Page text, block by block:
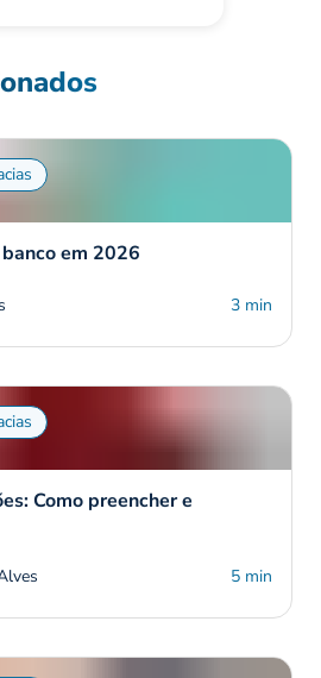
em 2026
3 min
Como preencher e
5 min